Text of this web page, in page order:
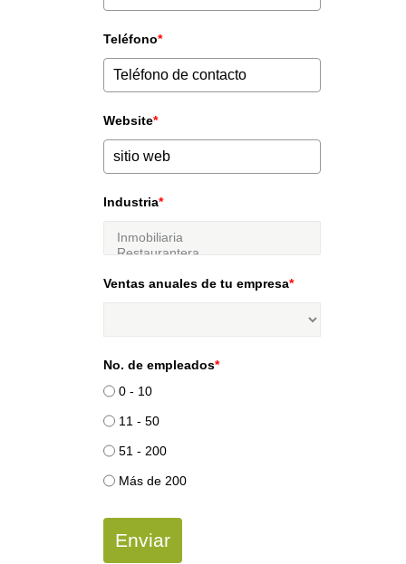
Teléfono*
Website*
Industria*
Ventas anuales de tu empresa*
No. de empleados*
0 - 10
11 - 50
51 - 200
Más de 200
Enviar